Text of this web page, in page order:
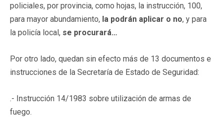
policiales, por provincia, como hojas, la instrucción, 100,
para mayor abundamiento, la podrán aplicar o no, y para
la policía local, se procurará…
Por otro lado, quedan sin efecto más de 13 documentos e
instrucciones de la Secretaría de Estado de Seguridad:
.- Instrucción 14/1983 sobre utilización de armas de
fuego.